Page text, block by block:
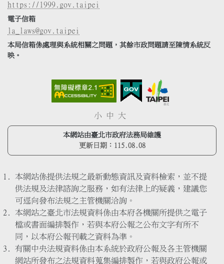
https://1999.gov.taipei
電子信箱
la_laws@gov.taipei
本局信箱係處理與系統相關之問題，其餘市政問題請至陳情系統反
映。
小 中 大
本網站由臺北市政府法務局維護
更新日期： 115.08.08
本網站係提供法規之最新動態資訊及資料檢索，並不提
供法規及法律諮詢之服務，如有法律上的疑義，建議您
可逕向發布法規之主管機關洽詢。
本網站之臺北市法規資料係由本府各機關所提供之電子
檔或書面編排製作，若與本府公報之公布文字有所不
同，以本府公報刊載之資料為準。
有關中央法規資料係由本系統於政府公報及各主管機關
網站所發布之法規資料蒐集編排製作，若與政府公報或